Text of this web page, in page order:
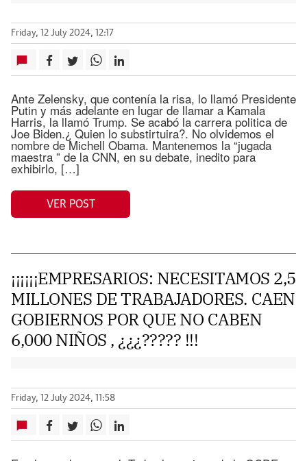
Friday, 12 July 2024, 12:17
Ante Zelensky, que contenía la risa, lo llamó Presidente
Putin y más adelante en lugar de llamar a Kamala
Harris, la llamó Trump. Se acabó la carrera politica de
Joe Biden.¿ Quien lo substirtuira?. No olvidemos el
nombre de Michell Obama. Mantenemos la “jugada
maestra ” de la CNN, en su debate, inedito para
exhibirlo, […]
VER POST
¡¡¡¡¡¡EMPRESARIOS: NECESITAMOS 2,5
MILLONES DE TRABAJADORES. CAEN
GOBIERNOS POR QUE NO CABEN
6,000 NIÑOS , ¿¿¿????? !!!
Friday, 12 July 2024, 11:58